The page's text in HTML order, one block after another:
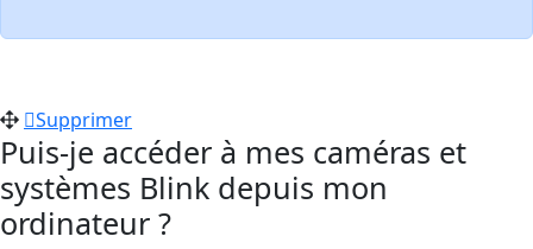
Supprimer
Puis-je accéder à mes caméras et
systèmes Blink depuis mon
ordinateur ?